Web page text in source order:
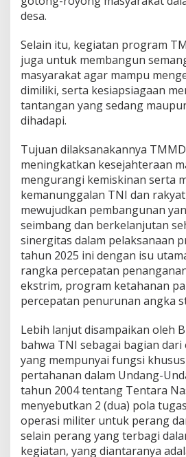
desa.
Selain itu, kegiatan program
juga untuk membangun
masyarakat agar mampu
dimiliki, serta kesiapsiagaan
tantangan yang sedang
dihadapi.
Tujuan dilaksanakannya
meningkatkan kesejahteraan
mengurangi kemiskinan serta
kemanunggalan TNI dan
mewujudkan pembangunan
seimbang dan berkelanjutan
sinergitas dalam pelaksanaan
tahun 2025 ini dengan isu
rangka percepatan
ekstrim, program ketahanan
percepatan penurunan angka
Lebih lanjut disampaikan oleh
bahwa TNI sebagai bagian dari
yang mempunyai fungsi
pertahanan dalam Undang-
tahun 2004 tentang Tentara
menyebutkan 2 (dua) pola
operasi militer untuk perang
selain perang yang terbagi
kegiatan, yang diantaranya